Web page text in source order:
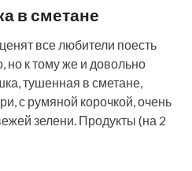
в сметане
все любители поесть
но к тому же и довольно
тушенная в сметане,
с румяной корочкой, очень
зелени. Продукты (на 2